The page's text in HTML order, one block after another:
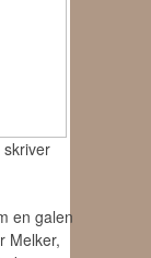
en galen
Melker,